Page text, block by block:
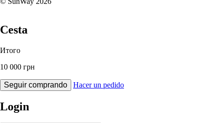
Cesta
Итого
10 000 грн
Seguir comprando Hacer un pedido
Login